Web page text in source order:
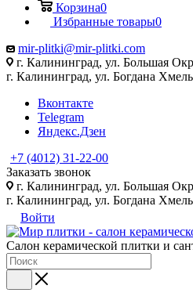
Корзина0
Избранные товары0
mir-plitki@mir-plitki.com
г. Калининград, ул. Большая
г. Калининград, ул. Богдана
Вконтакте
Telegram
Яндекс.Дзен
+7 (4012) 31-22-00
Заказать звонок
г. Калининград, ул. Большая
г. Калининград, ул. Богдана
Войти
Салон керамической плитки и